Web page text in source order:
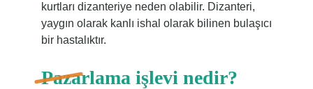
kurtları dizanteriye neden olabilir. Dizanteri,
yaygın olarak kanlı ishal olarak bilinen bulaşıcı
bir hastalıktır.
Pazarlama işlevi nedir?